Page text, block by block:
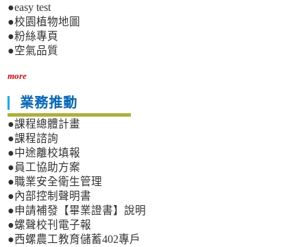
●easy test
●校園植物地圖
●粉絲專頁
●空氣品質
more
業務推動
●課程總體計畫
●課程諮詢
●中途離校填報
●員工協助方案
●職業安全衛生管理
●內部控制聲明書
●申請補發【畢業證書】說明
●螺聲校刊電子報
●西螺農工教育儲蓄402專戶